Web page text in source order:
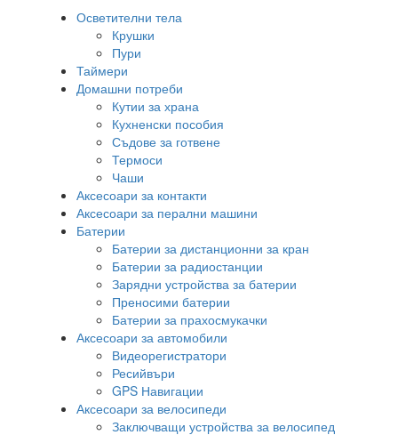
Осветителни тела
Крушки
Пури
Таймери
Домашни потреби
Кутии за храна
Кухненски пособия
Съдове за готвене
Термоси
Чаши
Аксесоари за контакти
Аксесоари за перални машини
Батерии
Батерии за дистанционни за кран
Батерии за радиостанции
Зарядни устройства за батерии
Преносими батерии
Батерии за прахосмукачки
Аксесоари за автомобили
Видеорегистратори
Ресийвъри
GPS Навигации
Аксесоари за велосипеди
Заключващи устройства за велосипед